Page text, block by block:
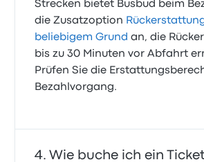
Strecken bietet Busbud beim
die Zusatzoption
beliebigem Grund an, die
bis zu 30 Minuten vor Abfahrt
Prüfen Sie die
Bezahlvorgang.
Wie buche ich ein